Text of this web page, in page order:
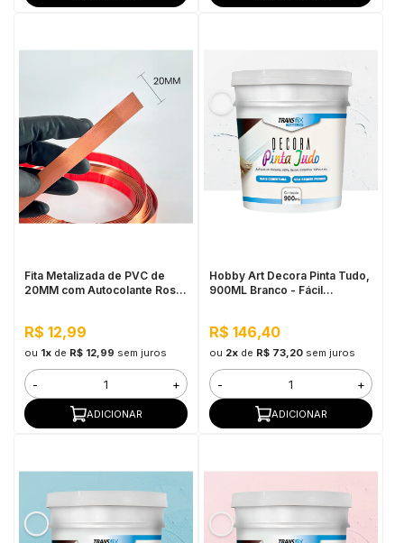
Fita Metalizada de PVC de
20MM com Autocolante Rose
R$ 12,99
ou 1xde R$ 12,99 sem juros
- +
ADICIONAR
Hobby Art Decora Pinta Tudo,
900ML Branco - Fácil
R$ 146,40
ou 2xde R$ 73,20 sem juros
- +
ADICIONAR